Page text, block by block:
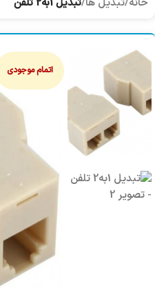
اتمام موجودی